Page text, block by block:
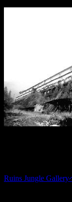
Ruins Jungle Gallery